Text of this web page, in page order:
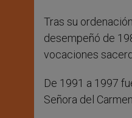
Tras su
desempeñó de
vocaciones
De 1991 a 1997
Señora del